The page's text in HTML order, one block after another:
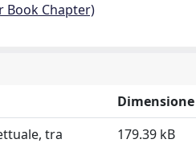
Book Chapter)
Dimensione
tra
179.39 kB